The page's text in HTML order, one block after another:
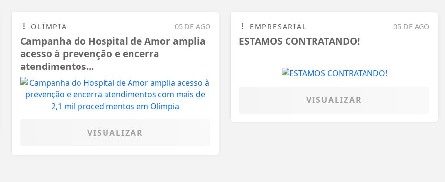
05 DE AGO
OLÍMPIA
Campanha do Hospital de Amor amplia
acesso à prevenção e encerra
atendimentos...
VISUALIZAR
05 DE AGO
EMPRESARIAL
ESTAMOS CONTRATANDO!
VISUALIZAR